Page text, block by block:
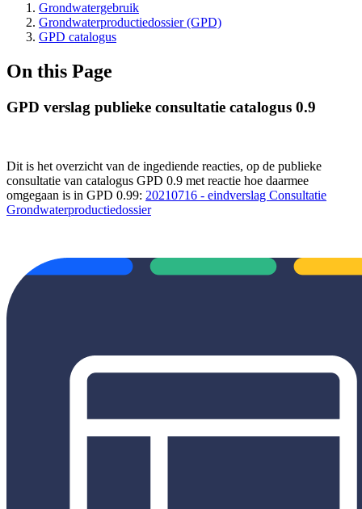
Grondwatergebruik
Grondwaterproductiedossier (GPD)
GPD catalogus
On this Page
GPD verslag publieke consultatie catalogus 0.9
Dit is het overzicht van de ingediende reacties, op de publieke
consultatie van catalogus GPD 0.9 met reactie hoe daarmee
omgegaan is in GPD 0.99: 20210716 - eindverslag Consultatie
Grondwaterproductiedossier